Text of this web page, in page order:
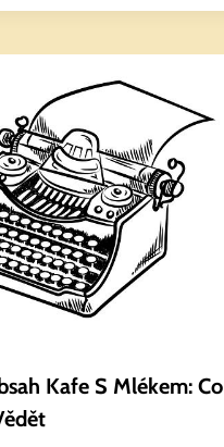
Kafe S Mlékem: Co